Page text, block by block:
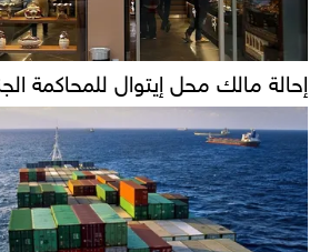
إحالة مالك محل إيتوال للمحاكمة